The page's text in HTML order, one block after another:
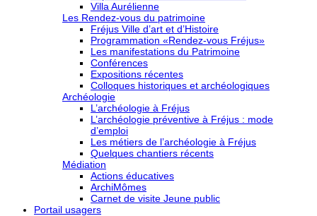
Villa Aurélienne
Les Rendez-vous du patrimoine
Fréjus Ville d’art et d’Histoire
Programmation «Rendez-vous Fréjus»
Les manifestations du Patrimoine
Conférences
Expositions récentes
Colloques historiques et archéologiques
Archéologie
L’archéologie à Fréjus
L’archéologie préventive à Fréjus : mode
d’emploi
Les métiers de l’archéologie à Fréjus
Quelques chantiers récents
Médiation
Actions éducatives
ArchiMômes
Carnet de visite Jeune public
Portail usagers